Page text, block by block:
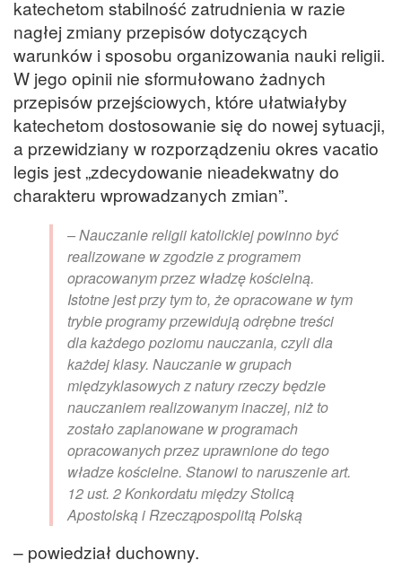
katechetom stabilność zatrudnienia w razie
nagłej zmiany przepisów dotyczących
warunków i sposobu organizowania nauki religii.
W jego opinii nie sformułowano żadnych
przepisów przejściowych, które ułatwiałyby
katechetom dostosowanie się do nowej sytuacji,
a przewidziany w rozporządzeniu okres vacatio
legis jest „zdecydowanie nieadekwatny do
charakteru wprowadzanych zmian”.
– Nauczanie religii katolickiej powinno być
realizowane w zgodzie z programem
opracowanym przez władzę kościelną.
Istotne jest przy tym to, że opracowane w tym
trybie programy przewidują odrębne treści
dla każdego poziomu nauczania, czyli dla
każdej klasy. Nauczanie w grupach
międzyklasowych z natury rzeczy będzie
nauczaniem realizowanym inaczej, niż to
zostało zaplanowane w programach
opracowanych przez uprawnione do tego
władze kościelne. Stanowi to naruszenie art.
12 ust. 2 Konkordatu między Stolicą
Apostolską i Rzecząpospolitą Polską
– powiedział duchowny.